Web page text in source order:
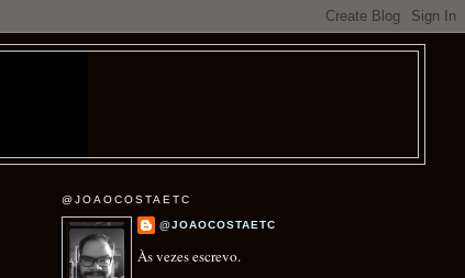
@JOAOCOSTAETC
@JOAOCOSTAETC
Às vezes escrevo.